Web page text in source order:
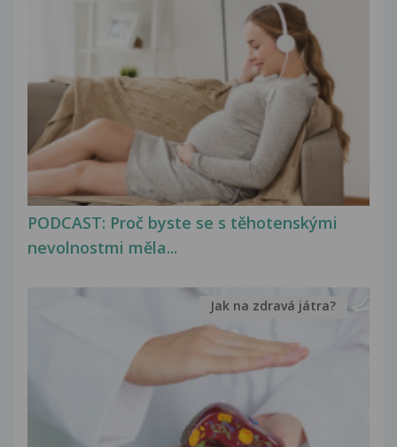
PODCAST: Proč byste se s těhotenskými
nevolnostmi měla...
Jak na zdravá játra?